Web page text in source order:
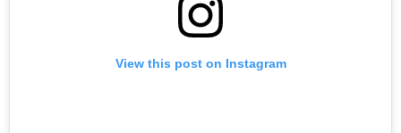
View this post on Instagram